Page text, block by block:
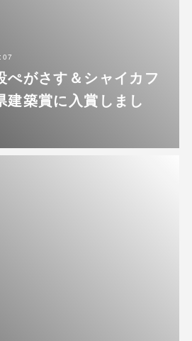
ぺがさす＆シャイカフ
築賞に入賞しまし